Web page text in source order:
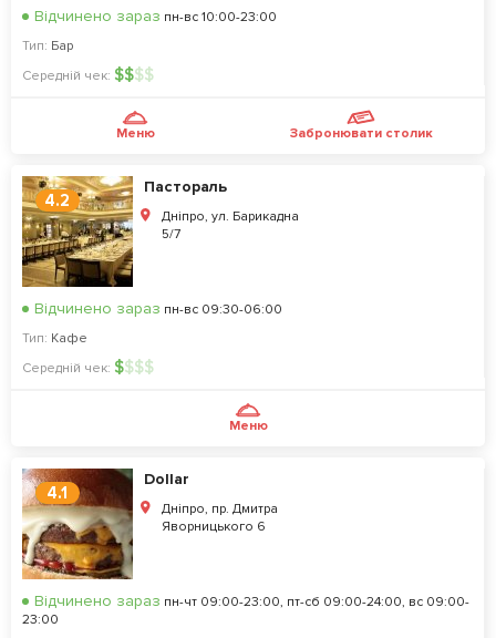
Відчинено зараз пн-вс 10:00-23:00
Тип: Бар
Середній чек: $$$$
Меню Забронювати столик
4.2
Пастораль
Дніпро, ул. Барикадна
5/7
Відчинено зараз пн-вс 09:30-06:00
Тип: Кафе
Середній чек: $$$$
Меню
4.1
Dollar
Дніпро, пр. Дмитра
Яворницького 6
Відчинено зараз пн-чт 09:00-23:00, пт-сб 09:00-24:00, вс 09:00-
23:00